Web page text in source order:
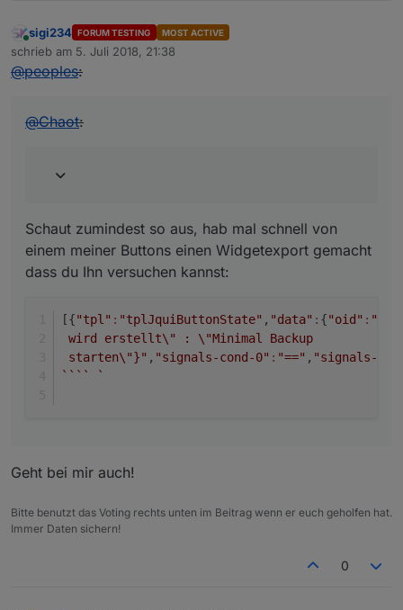
Online
sigi234 FORUM TESTING MOST ACTIVE
schrieb am 5. Juli 2018, 21:38
zuletzt editiert von
@peoples:
@Chaot:
Schaut zumindest so aus, hab mal schnell von
einem meiner Buttons einen Widgetexport gemacht
dass du Ihn versuchen kannst:
[{"tpl" : "tplJquiButtonState" , "data" : {"oid" :
wird erstellt\" : \"Minimal Backup
starten\"}" , "signals-cond-0" : "==" , "signals-
`` `` `
Geht bei mir auch!
Bitte benutzt das Voting rechts unten im Beitrag wenn er euch geholfen hat.
Immer Daten sichern!
0